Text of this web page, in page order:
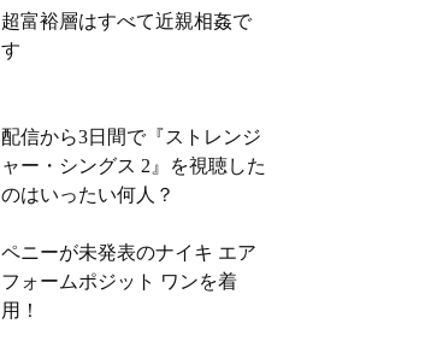
超富裕層はすべて近親相姦で
す
配信から3日間で『ストレンジ
ャー・シングス 2』を視聴した
のはいったい何人？
ペニーが未発表のナイキ エア
フォームポジット ワンを着
用！